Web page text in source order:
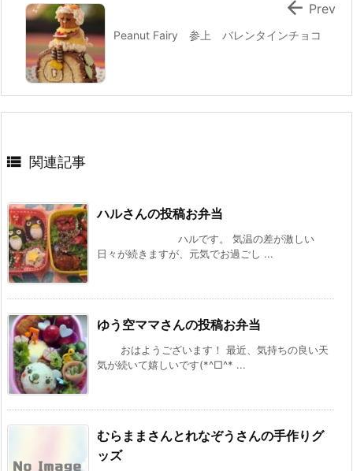
Peanut Fairy 参上 バレンタインチョコ
 Prev
 関連記事
ハルさんの投稿お弁当
ハルです。 気温の差が激しい
日々が続きますが、元気でお過ごし ...
ゆう空ママさんの投稿お弁当
おはようございます！ 最近、気持ちの良い天
気が続いて嬉しいです(*^□^* ...
むらままさんとれなぞうさんの手作りグ
ッズ